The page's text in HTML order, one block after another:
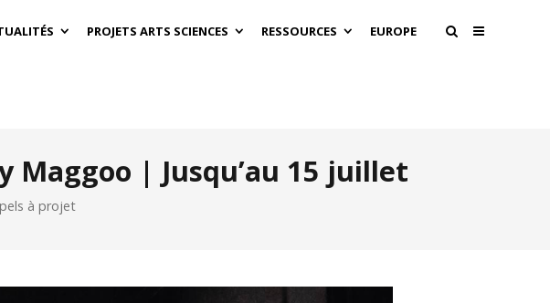
PROJETS ARTS SCIENCES RESSOURCES EUROPE
Maggoo | Jusqu’au 15 juillet
à projet